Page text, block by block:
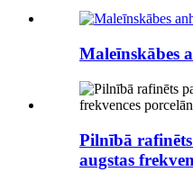
Maleīnskābes
Pilnībā
augstas